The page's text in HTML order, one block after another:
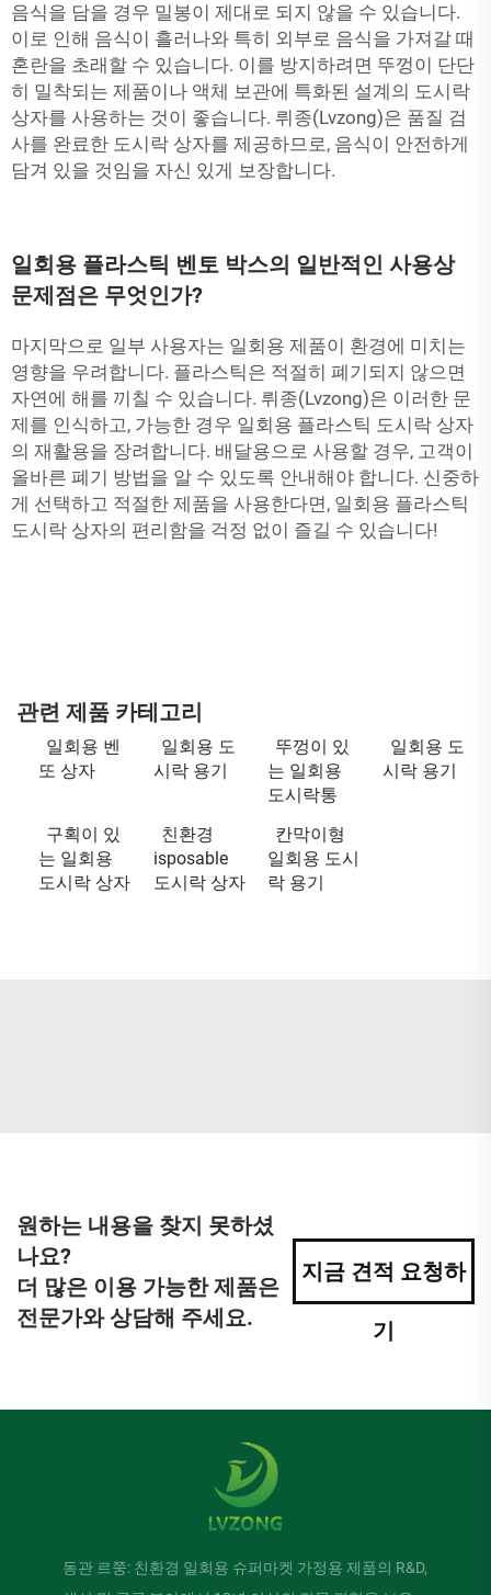
음식을 담을 경우 밀봉이 제대로 되지 않을 수 있습니다.
이로 인해 음식이 흘러나와 특히 외부로 음식을 가져갈 때
혼란을 초래할 수 있습니다. 이를 방지하려면 뚜껑이 단단
히 밀착되는 제품이나 액체 보관에 특화된 설계의 도시락
상자를 사용하는 것이 좋습니다. 뤼종(Lvzong)은 품질 검
사를 완료한 도시락 상자를 제공하므로, 음식이 안전하게
담겨 있을 것임을 자신 있게 보장합니다.
일회용 플라스틱 벤토 박스의 일반적인 사용상
문제점은 무엇인가?
마지막으로 일부 사용자는 일회용 제품이 환경에 미치는
영향을 우려합니다. 플라스틱은 적절히 폐기되지 않으면
자연에 해를 끼칠 수 있습니다. 뤼종(Lvzong)은 이러한 문
제를 인식하고, 가능한 경우 일회용 플라스틱 도시락 상자
의 재활용을 장려합니다. 배달용으로 사용할 경우, 고객이
올바른 폐기 방법을 알 수 있도록 안내해야 합니다. 신중하
게 선택하고 적절한 제품을 사용한다면, 일회용 플라스틱
도시락 상자의 편리함을 걱정 없이 즐길 수 있습니다!
관련 제품 카테고리
일회용 벤
또 상자
일회용 도
시락 용기
뚜껑이 있
는 일회용
도시락통
일회용 도
시락 용기
구획이 있
는 일회용
도시락 상자
친환경
isposable
도시락 상자
칸막이형
일회용 도시
락 용기
원하는 내용을 찾지 못하셨
나요?
더 많은 이용 가능한 제품은
전문가와 상담해 주세요.
지금 견적 요청하
기
동관 르쭝: 친환경 일회용 슈퍼마켓 가정용 제품의 R&D,